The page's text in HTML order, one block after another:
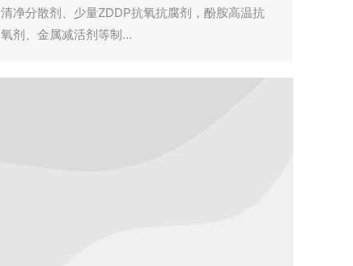
清净分散剂、少量ZDDP抗氧抗腐剂，酚胺高温抗
氧剂、金属减活剂等制…